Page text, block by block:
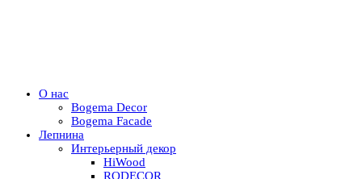
О нас
Bogema Decor
Bogema Facade
Лепнина
Интерьерный декор
HiWood
RODECOR